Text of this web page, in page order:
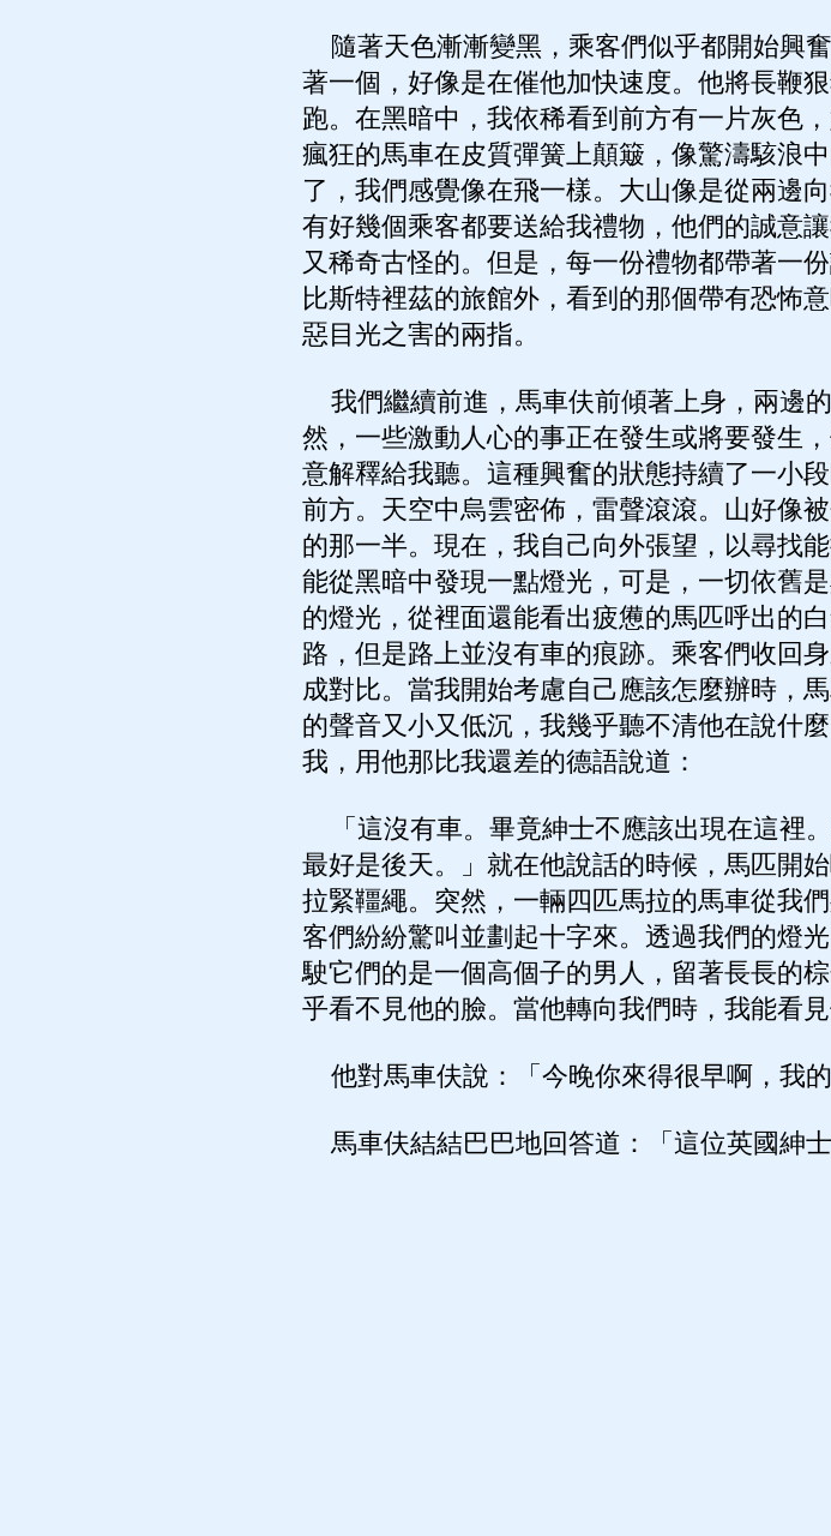
隨著天色漸漸變黑，乘客們似乎都開始興
著一個，好像是在催他加快速度。他將長鞭
跑。在黑暗中，我依稀看到前方有一片灰色
瘋狂的馬車在皮質彈簧上顛簸，像驚濤駭浪
了，我們感覺像在飛一樣。大山像是從兩邊
有好幾個乘客都要送給我禮物，他們的誠意
又稀奇古怪的。但是，每一份禮物都帶著一
比斯特裡茲的旅館外，看到的那個帶有恐
惡目光之害的兩指。
我們繼續前進，馬車伕前傾著上身，兩邊
然，一些激動人心的事正在發生或將要發生
意解釋給我聽。這種興奮的狀態持續了一小
前方。天空中烏雲密佈，雷聲滾滾。山好像
的那一半。現在，我自己向外張望，以尋找
能從黑暗中發現一點燈光，可是，一切依舊
的燈光，從裡面還能看出疲憊的馬匹呼出的
路，但是路上並沒有車的痕跡。乘客們收回
成對比。當我開始考慮自己應該怎麼辦時，
的聲音又小又低沉，我幾乎聽不清他在說什
我，用他那比我還差的德語說道：
「這沒有車。畢竟紳士不應該出現在這裡
最好是後天。」就在他說話的時候，馬匹開
拉緊韁繩。突然，一輛四匹馬拉的馬車從我
客們紛紛驚叫並劃起十字來。透過我們的燈
駛它們的是一個高個子的男人，留著長長的
乎看不見他的臉。當他轉向我們時，我能看
他對馬車伕說：「今晚你來得很早啊，我的
馬車伕結結巴巴地回答道：「這位英國紳士